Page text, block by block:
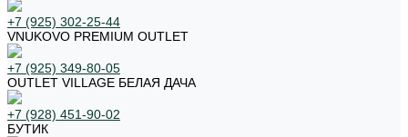
+7 (925) 302-25-44
VNUKOVO PREMIUM OUTLET
+7 (925) 349-80-05
OUTLET VILLAGE БЕЛАЯ ДАЧА
+7 (928) 451-90-02
БУТИК